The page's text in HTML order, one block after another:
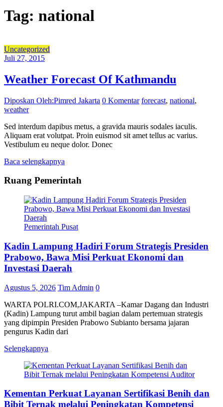
Tag: national
Uncategorized
Juli 27, 2015
Weather Forecast Of Kathmandu
Diposkan Oleh:Pimred Jakarta 0 Komentar forecast, national,
weather
Sed interdum dapibus metus, a gravida mauris sodales iaculis.
Aliquam erat volutpat. Proin euismod sit amet tellus ac varius.
Vestibulum eu neque dolor. Donec
Baca selengkapnya
Ruang Pemerintah
Pemerintah Pusat
Kadin Lampung Hadiri Forum Strategis Presiden
Prabowo, Bawa Misi Perkuat Ekonomi dan
Investasi Daerah
Agustus 5, 2026 Tim Admin 0
WARTA POLRI.COM,JAKARTA –Kamar Dagang dan Industri
(Kadin) Lampung turut ambil bagian dalam pertemuan strategis
yang dipimpin Presiden Prabowo Subianto bersama jajaran
pengurus Kadin dari
Selengkapnya
Kementan Perkuat Layanan Sertifikasi Benih dan
Bibit Ternak melalui Peningkatan Kompetensi